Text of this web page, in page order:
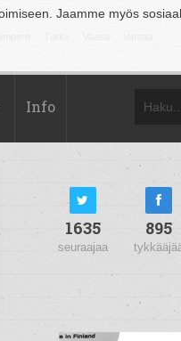
Jaamme myös
Info
1635
seuraajaa
895